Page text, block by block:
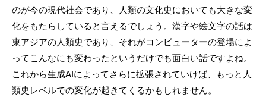
のが今の現代社会であり、人類の文化史においても大きな変
化をもたらしていると言えるでしょう。漢字や絵文字の話は
東アジアの人類史であり、それがコンピューターの登場によ
ってこんなにも変わったというだけでも面白い話ですよね。
これから生成AIによってさらに拡張されていけば、もっと人
類史レベルでの変化が起きてくるかもしれません。